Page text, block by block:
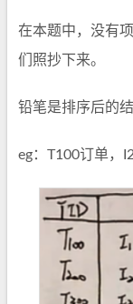
在本题中，没有
们照抄下来。
铅笔是排序后的
eg：T100订单，